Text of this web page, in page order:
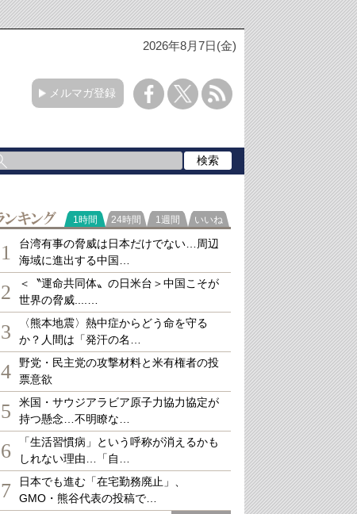
2026年8月7日(金)
メルマガ登録
ランキング
1時間 24時間 1週間 いいね
1
台湾有事の脅威は日本だけでない…周辺
海域に進出する中国…
2
＜〝運命共同体〟の日米台＞中国こそが
世界の脅威....…
3
〈熊本地震〉熱中症からどう命を守る
か？人間は「発汗の名…
4
野党・民主党の攻撃材料と米有権者の投
票意欲
5
米国・サウジアラビア原子力協力協定が
持つ懸念…不明瞭な…
6
「生活習慣病」という呼称が消えるかも
しれない理由…「自…
7
日本でも進む「在宅勤務廃止」、
GMO・熊谷代表の投稿で…